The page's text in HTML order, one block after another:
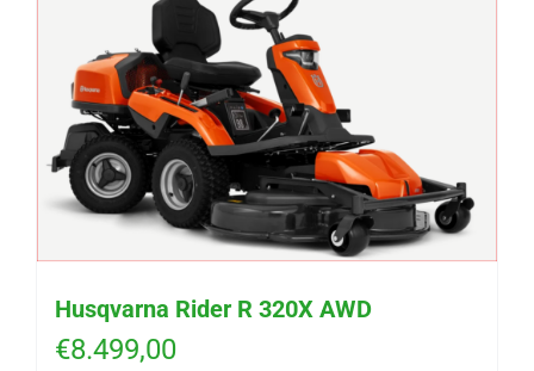
Husqvarna Rider R 320X AWD
€8.499,00